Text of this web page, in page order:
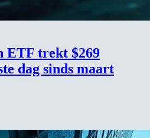
ETF trekt $269
dag sinds maart